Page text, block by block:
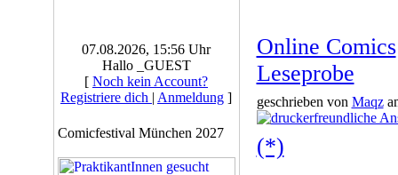
07.08.2026, 15:56 Uhr
Hallo _GUEST
[ Noch kein Account?
Registriere dich | Anmeldung ]
Comicfestival München 2027
Online Comics
Leseprobe
geschrieben von Maqz
(*)